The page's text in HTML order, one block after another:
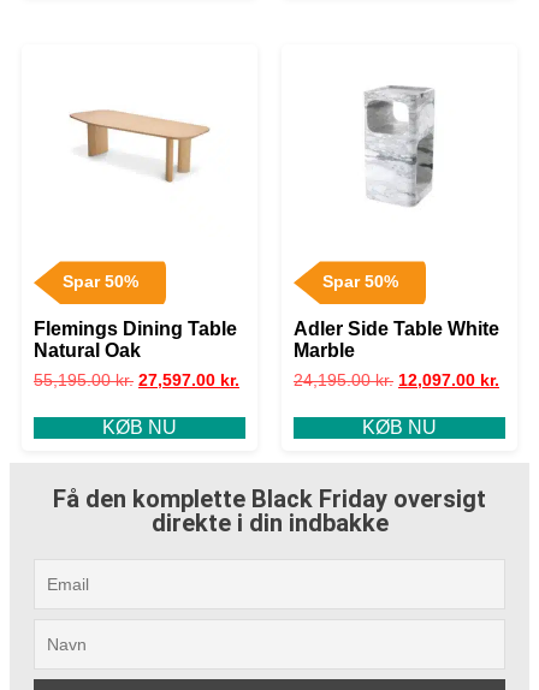
Spar 50%
Flemings Dining Table
Natural Oak
55,195.00kr. 27,597.00 kr.
KØB NU
Spar 50%
Adler Side Table White
Marble
24,195.00kr. 12,097.00 kr.
KØB NU
Få den komplette Black Friday oversigt
direkte i din indbakke